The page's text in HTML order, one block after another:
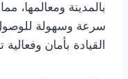
بالمدينة ومعالمها،
سرعة وسهولة
القيادة بأمان